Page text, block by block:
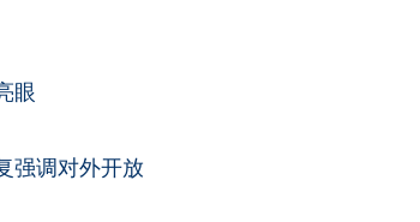
眼
强调对外开放